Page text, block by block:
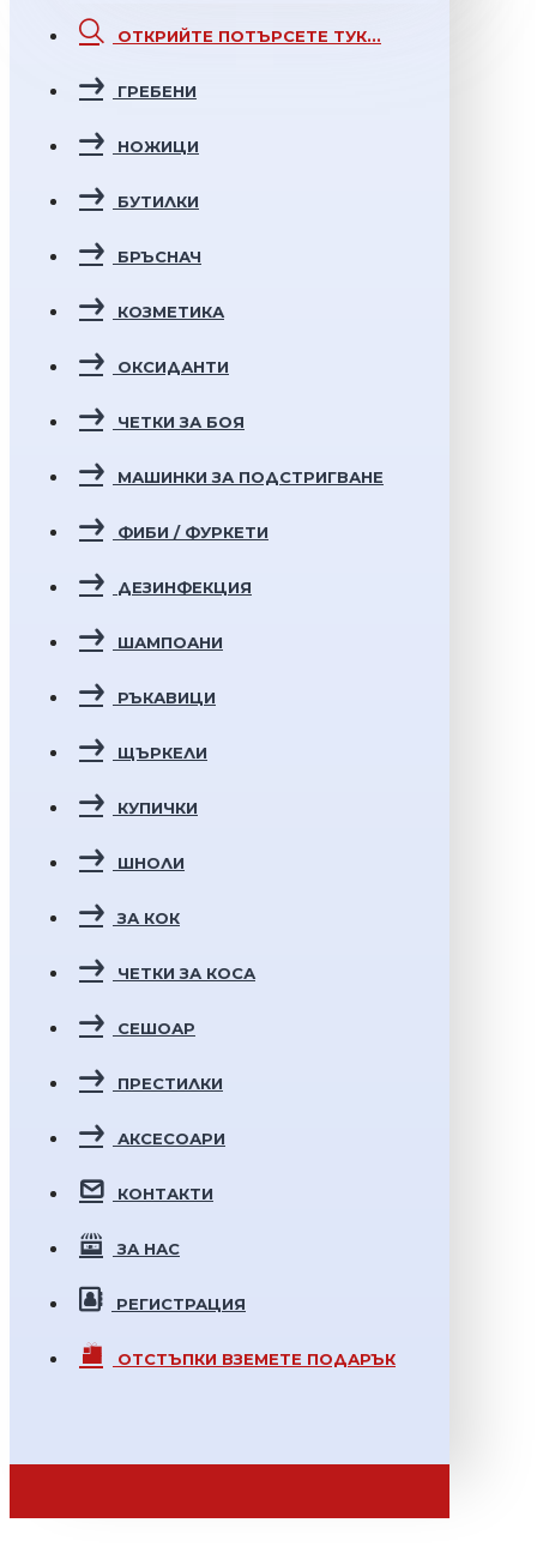
ОТКРИЙТЕ ПОТЪРСЕТЕ ТУК...
ГРЕБЕНИ
НОЖИЦИ
БУТИЛКИ
БРЪСНАЧ
КОЗМЕТИКА
ОКСИДАНТИ
ЧЕТКИ ЗА БОЯ
МАШИНКИ ЗА ПОДСТРИГВАНЕ
ФИБИ / ФУРКЕТИ
ДЕЗИНФЕКЦИЯ
ШАМПОАНИ
РЪКАВИЦИ
ЩЪРКЕЛИ
КУПИЧКИ
ШНОЛИ
ЗА КОК
ЧЕТКИ ЗА КОСА
СЕШОАР
ПРЕСТИЛКИ
АКСЕСОАРИ
КОНТАКТИ
ЗА НАС
РЕГИСТРАЦИЯ
ОТСТЪПКИ ВЗЕМЕТЕ ПОДАРЪК